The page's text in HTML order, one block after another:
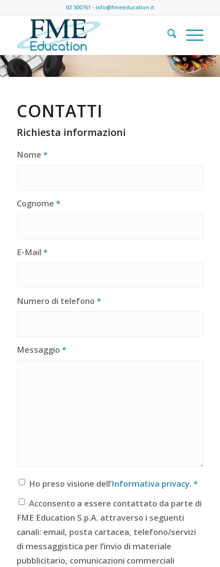
02 300761 - info@fmeeducation.it
CONTATTI
Richiesta informazioni
Nome *
Cognome *
E-Mail *
Numero di telefono *
Messaggio *
Ho preso visione dell’Informativa privacy. *
Acconsento a essere contattato da parte di
FME Education S.p.A. attraverso i seguenti
canali: email, posta cartacea, telefono/servizi
di messaggistica per l’invio di materiale
pubblicitario, comunicazioni commerciali